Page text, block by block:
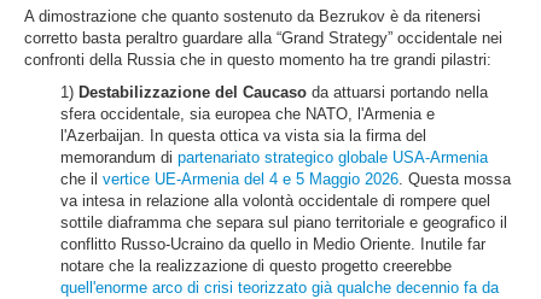
A dimostrazione che quanto sostenuto da Bezrukov è da ritenersi
corretto basta peraltro guardare alla “Grand Strategy” occidentale nei
confronti della Russia che in questo momento ha tre grandi pilastri:
1) Destabilizzazione del Caucaso da attuarsi portando nella
sfera occidentale, sia europea che NATO, l'Armenia e
l'Azerbaijan. In questa ottica va vista sia la firma del
memorandum di partenariato strategico globale USA-Armenia
che il vertice UE-Armenia del 4 e 5 Maggio 2026. Questa mossa
va intesa in relazione alla volontà occidentale di rompere quel
sottile diaframma che separa sul piano territoriale e geografico il
conflitto Russo-Ucraino da quello in Medio Oriente. Inutile far
notare che la realizzazione di questo progetto creerebbe
quell'enorme arco di crisi teorizzato già qualche decennio fa da